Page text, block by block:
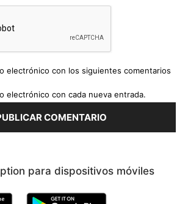
electrónico con los siguientes comentarios
electrónico con cada nueva entrada.
para dispositivos móviles